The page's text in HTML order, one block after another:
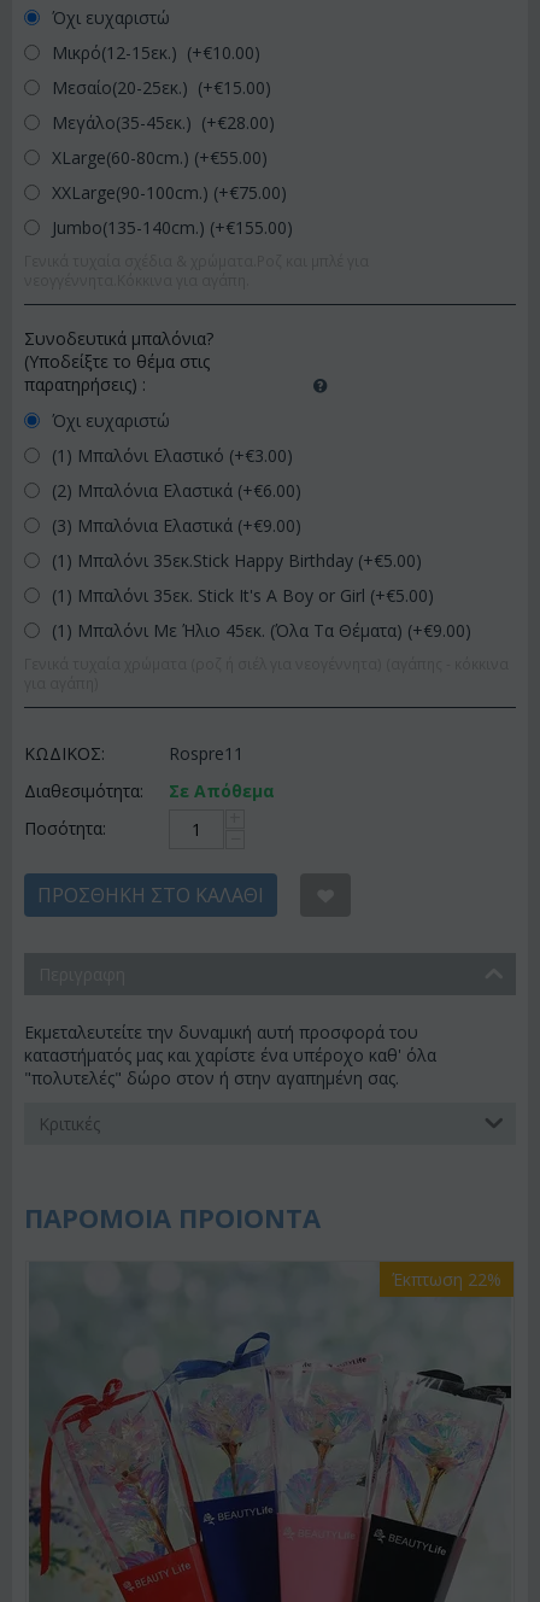
Όχι ευχαριστώ
Μικρό(12-15εκ.) (+€10.00)
Μεσαίο(20-25εκ.) (+€15.00)
Μεγάλο(35-45εκ.) (+€28.00)
XLarge(60-80cm.) (+€55.00)
XXLarge(90-100cm.) (+€75.00)
Jumbo(135-140cm.) (+€155.00)
Συνοδευτικά μπαλόνια?
(Υποδείξτε το θέμα στις
παρατηρήσεις) :
Όχι ευχαριστώ
(1) Μπαλόνι Ελαστικό (+€3.00)
(2) Μπαλόνια Ελαστικά (+€6.00)
(3) Μπαλόνια Ελαστικά (+€9.00)
(1) Μπαλόνι 35εκ.Stick Happy Birthday (+€5.00)
(1) Μπαλόνι 35εκ. Stick It's A Boy or Girl (+€5.00)
(1) Μπαλόνι Με Ήλιο 45εκ. (Όλα Τα Θέματα) (+€9.00)
ΚΩΔΙΚΟΣ:
Rospre11
Διαθεσιμότητα:
Σε Απόθεμα
Ποσότητα:
ΠΡΟΣΘΉΚΗ ΣΤΟ ΚΑΛΆΘΙ
Εκμεταλευτείτε την δυναμική αυτή προσφορά του
καταστήματός μας και χαρίστε ένα υπέροχο καθ' όλα
"πολυτελές" δώρο στον ή στην αγαπημένη σας.
Κριτικές
ΠΑΡΟΜΟΙΑ ΠΡΟΙΟΝΤΑ
Έκπτωση 22%